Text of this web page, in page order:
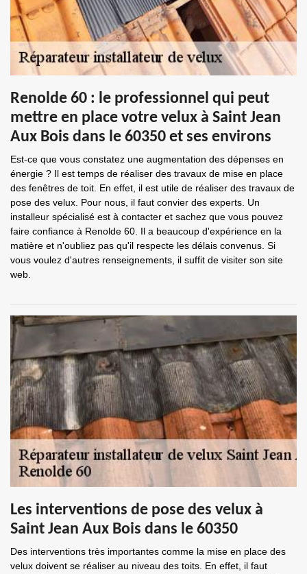
Renolde 60 : le professionnel qui peut
mettre en place votre velux à Saint Jean
Aux Bois dans le 60350 et ses environs
Est-ce que vous constatez une augmentation des dépenses en
énergie ? Il est temps de réaliser des travaux de mise en place
des fenêtres de toit. En effet, il est utile de réaliser des travaux de
pose des velux. Pour nous, il faut convier des experts. Un
installeur spécialisé est à contacter et sachez que vous pouvez
faire confiance à Renolde 60. Il a beaucoup d'expérience en la
matière et n'oubliez pas qu'il respecte les délais convenus. Si
vous voulez d'autres renseignements, il suffit de visiter son site
web.
Les interventions de pose des velux à
Saint Jean Aux Bois dans le 60350
Des interventions très importantes comme la mise en place des
velux doivent se réaliser au niveau des toits. En effet, il faut